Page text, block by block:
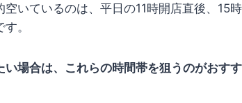
空いているのは、平日の11時開店直後、15
。
い場合は、これらの時間帯を狙うのがおす